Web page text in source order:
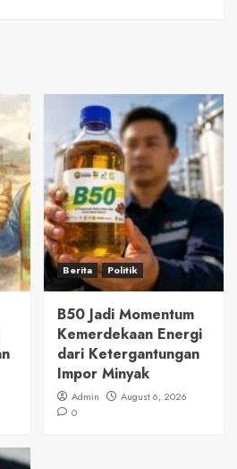
Berita Politik
B50 Jadi Momentum
Kemerdekaan Energi
dari Ketergantungan
Impor Minyak
Admin
August 6, 2026
0